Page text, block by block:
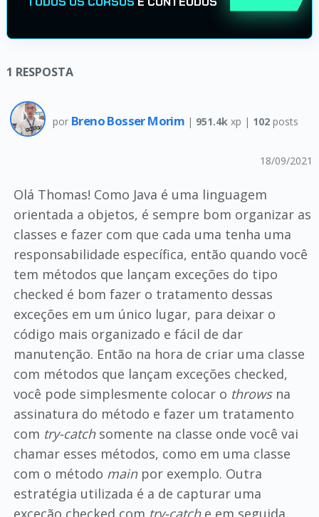
1 RESPOSTA
por Breno Bosser Morim | 951.4k xp | 102posts
18/09/2021
Olá Thomas! Como Java é uma linguagem
orientada a objetos, é sempre bom organizar as
classes e fazer com que cada uma tenha uma
responsabilidade específica, então quando você
tem métodos que lançam exceções do tipo
checked é bom fazer o tratamento dessas
exceções em um único lugar, para deixar o
código mais organizado e fácil de dar
manutenção. Então na hora de criar uma classe
com métodos que lançam exceções checked,
você pode simplesmente colocar o throwsna
assinatura do método e fazer um tratamento
com try-catchsomente na classe onde você vai
chamar esses métodos, como em uma classe
com o método mainpor exemplo. Outra
estratégia utilizada é a de capturar uma
exceção checked com try-catche em seguida